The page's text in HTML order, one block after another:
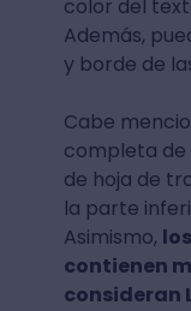
color del
Además,
y borde de
Cabe
completa
de hoja de
la parte
Asimismo,
contienen
consideran